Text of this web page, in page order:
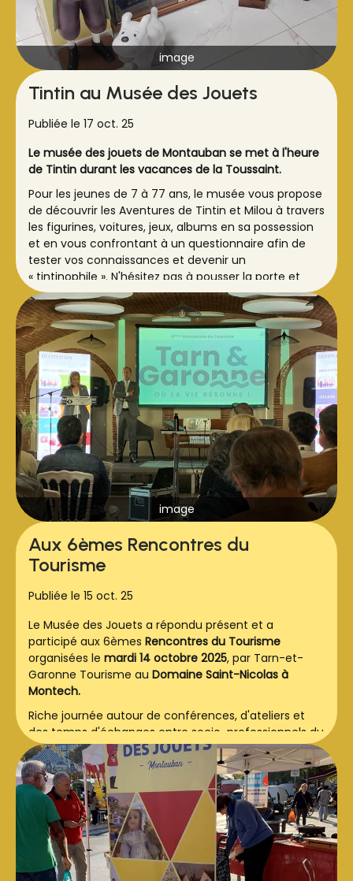
image
Tintin au Musée des Jouets
Publiée le 17 oct. 25
Le musée des jouets de Montauban se met à l'heure
de Tintin durant les vacances de la Toussaint.
Pour les jeunes de 7 à 77 ans, le musée vous propose
de découvrir les Aventures de Tintin et Milou à travers
les figurines, voitures, jeux, albums en sa possession
et en vous confrontant à un questionnaire afin de
tester vos connaissances et devenir un
« tintinophile ». N'hésitez pas à pousser la porte et
découvrir le monde des jouets en vous amusant !
Le 31 octobre le musée se mettra aussi aux couleurs
d'Halloween pour le plaisir des plus petits.
image
Aux 6èmes Rencontres du
Tourisme
Publiée le 15 oct. 25
Le Musée des Jouets a répondu présent et a
participé aux 6èmes Rencontres du Tourisme
organisées le mardi 14 octobre 2025, par Tarn-et-
Garonne Tourisme au Domaine Saint-Nicolas à
Montech.
Riche journée autour de conférences, d'ateliers et
des temps d'échanges entre socio-professionnels du
Tourisme, élus, intervenants.
Utilisation et opportunités de l'intelligence artificielle,
leviers de l'économie touristique en Tarn-et-
Garonne, notamment, étaient au programme.